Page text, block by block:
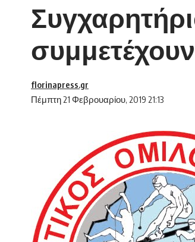
Πέμπτη 21 Φεβρουαρίου, 2019 21:13
florinapress.gr